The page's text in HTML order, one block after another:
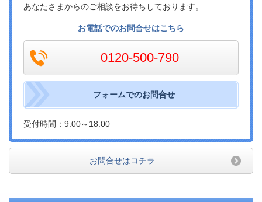
あなたさまからのご相談をお待ちしております。
お電話でのお問合せはこちら
0120-500-790
フォームでのお問合せ
受付時間：9:00～18:00
お問合せはコチラ